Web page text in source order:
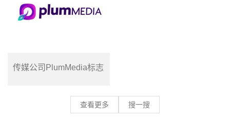
传媒公司PlumMedia标志
查看更多 搜一搜